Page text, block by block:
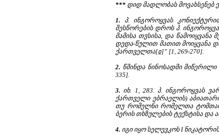
*** დიდ მადლობას მოვახსენებ
1. პ. ინგოროყვას
შესწორების დროს პ.
მამისა თჳსისა, და
დედა-წულით მათით მოიყვანა
ქართველთა[ჲ]” [1, 269-270].
2. წმინდა ნინოსადმი
335].
3. იხ. 1, 283. პ. ინგოროყვას
ქართველი ებრაელის)
თუ რომელნი რომელთა
ბერის თხზულების ტექსტისა და
4. იგი იყო სელევკოს I ნიკატორის